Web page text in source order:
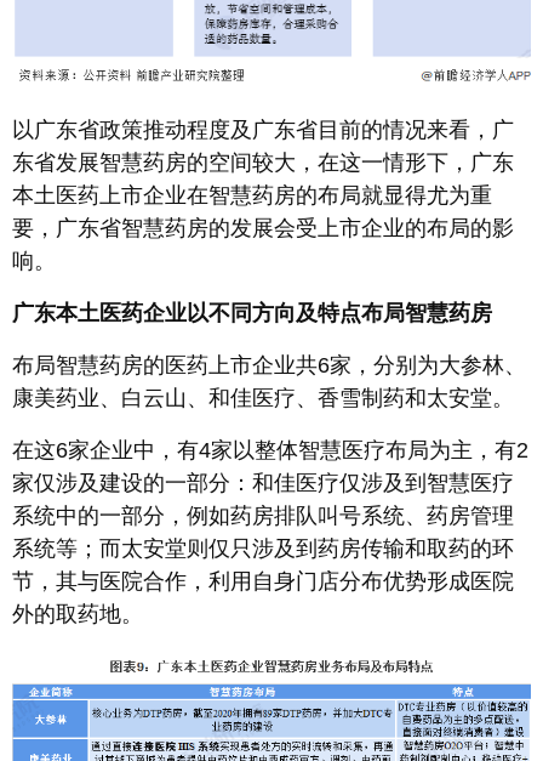
以广东省政策推动程度及广东省目前的情况来看，广
东省发展智慧药房的空间较大，在这一情形下，广东
本土医药上市企业在智慧药房的布局就显得尤为重
要，广东省智慧药房的发展会受上市企业的布局的影
响。
广东本土医药企业以不同方向及特点布局智慧药房
布局智慧药房的医药上市企业共6家，分别为大参林、
康美药业、白云山、和佳医疗、香雪制药和太安堂。
在这6家企业中，有4家以整体智慧医疗布局为主，有2
家仅涉及建设的一部分：和佳医疗仅涉及到智慧医疗
系统中的一部分，例如药房排队叫号系统、药房管理
系统等；而太安堂则仅只涉及到药房传输和取药的环
节，其与医院合作，利用自身门店分布优势形成医院
外的取药地。